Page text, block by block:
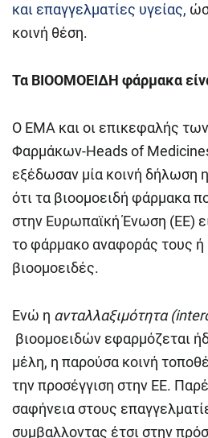
και επαγγελματίες υγείας,
κοινή θέση.
Τα ΒΙΟΟΜΟΕΙΔΗ φάρμακα
Ο EMA και οι επικεφαλής
Φαρμάκων-Heads of
εξέδωσαν μία κοινή δήλωση
ότι τα βιοομοειδή φάρμακα
στην Ευρωπαϊκή Ένωση (ΕΕ)
το φάρμακο αναφοράς τους ή
βιοομοειδές.
Ενώ η ανταλλαξιμότητα (
βιοομοειδών εφαρμόζεται
μέλη, η παρούσα κοινή
την προσέγγιση στην ΕΕ.
σαφήνεια στους
συμβαλλοντας έτσι στην